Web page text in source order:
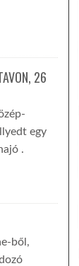
26
egy
.
ből,